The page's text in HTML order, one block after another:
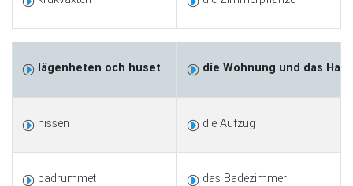
lägenheten och huset die Wohnung und das Haus
hissen die Aufzug
badrummet das Badezimmer